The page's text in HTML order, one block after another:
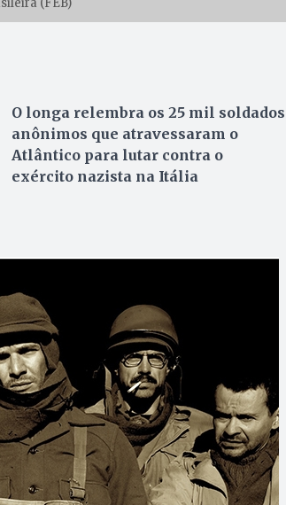
O longa relembra os 25 mil soldados
anônimos que atravessaram o
Atlântico para lutar contra o
exército nazista na Itália